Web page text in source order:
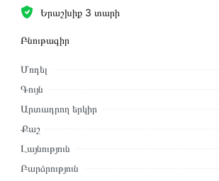
Երաշխիք 3 տարի
Բնութագիր
Մոդել
Գույն
Արտադրող երկիր
Քաշ
Լայնություն
Բարձրություն